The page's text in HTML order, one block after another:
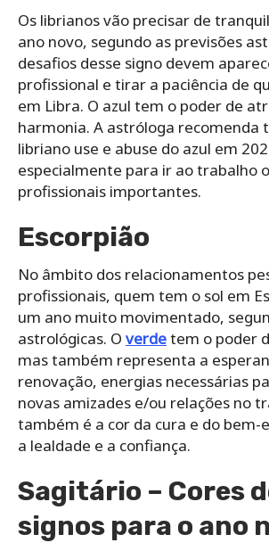
Os librianos vão precisar de
ano novo, segundo as previsões
desafios desse signo devem
profissional e tirar a paciência de
em Libra. O azul tem o poder de
harmonia. A astróloga recomenda
libriano use e abuse do azul em
especialmente para ir ao trabalho
profissionais importantes.
Escorpião
No âmbito dos relacionamentos
profissionais, quem tem o sol em
um ano muito movimentado,
astrológicas. O verdetem o poder
mas também representa a
renovação, energias necessárias
novas amizades e/ou relações no
também é a cor da cura e do bem-
a lealdade e a confiança.
Sagitário – Cores
signos para o ano